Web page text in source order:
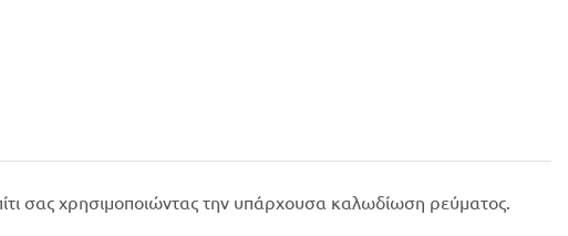
σας χρησιμοποιώντας την υπάρχουσα καλωδίωση ρεύματος.